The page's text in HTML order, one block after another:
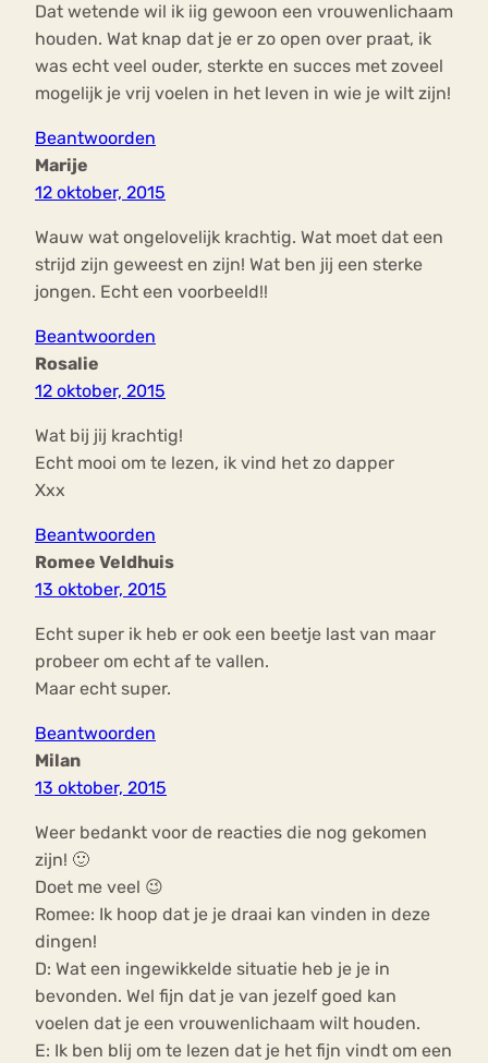
Dat wetende wil ik iig gewoon een vrouwenlichaam
houden. Wat knap dat je er zo open over praat, ik
was echt veel ouder, sterkte en succes met zoveel
mogelijk je vrij voelen in het leven in wie je wilt zijn!
Beantwoorden
Marije
12 oktober, 2015
Wauw wat ongelovelijk krachtig. Wat moet dat een
strijd zijn geweest en zijn! Wat ben jij een sterke
jongen. Echt een voorbeeld!!
Beantwoorden
Rosalie
12 oktober, 2015
Wat bij jij krachtig!
Echt mooi om te lezen, ik vind het zo dapper
Xxx
Beantwoorden
Romee Veldhuis
13 oktober, 2015
Echt super ik heb er ook een beetje last van maar
probeer om echt af te vallen.
Maar echt super.
Beantwoorden
Milan
13 oktober, 2015
Weer bedankt voor de reacties die nog gekomen
zijn! 🙂
Doet me veel 😉
Romee: Ik hoop dat je je draai kan vinden in deze
dingen!
D: Wat een ingewikkelde situatie heb je je in
bevonden. Wel fijn dat je van jezelf goed kan
voelen dat je een vrouwenlichaam wilt houden.
E: Ik ben blij om te lezen dat je het fijn vindt om een